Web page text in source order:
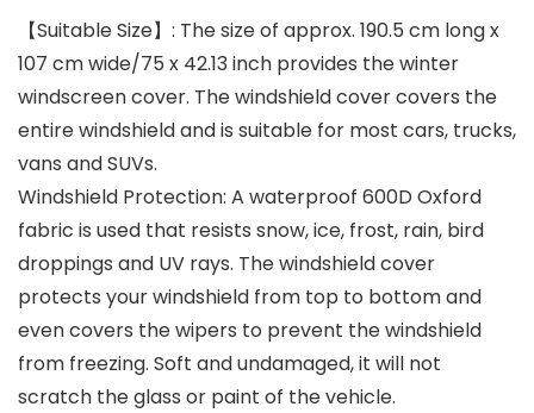
【Suitable Size】: The size of approx. 190.5 cm long x
107 cm wide/75 x 42.13 inch provides the winter
windscreen cover. The windshield cover covers the
entire windshield and is suitable for most cars, trucks,
vans and SUVs.
Windshield Protection: A waterproof 600D Oxford
fabric is used that resists snow, ice, frost, rain, bird
droppings and UV rays. The windshield cover
protects your windshield from top to bottom and
even covers the wipers to prevent the windshield
from freezing. Soft and undamaged, it will not
scratch the glass or paint of the vehicle.